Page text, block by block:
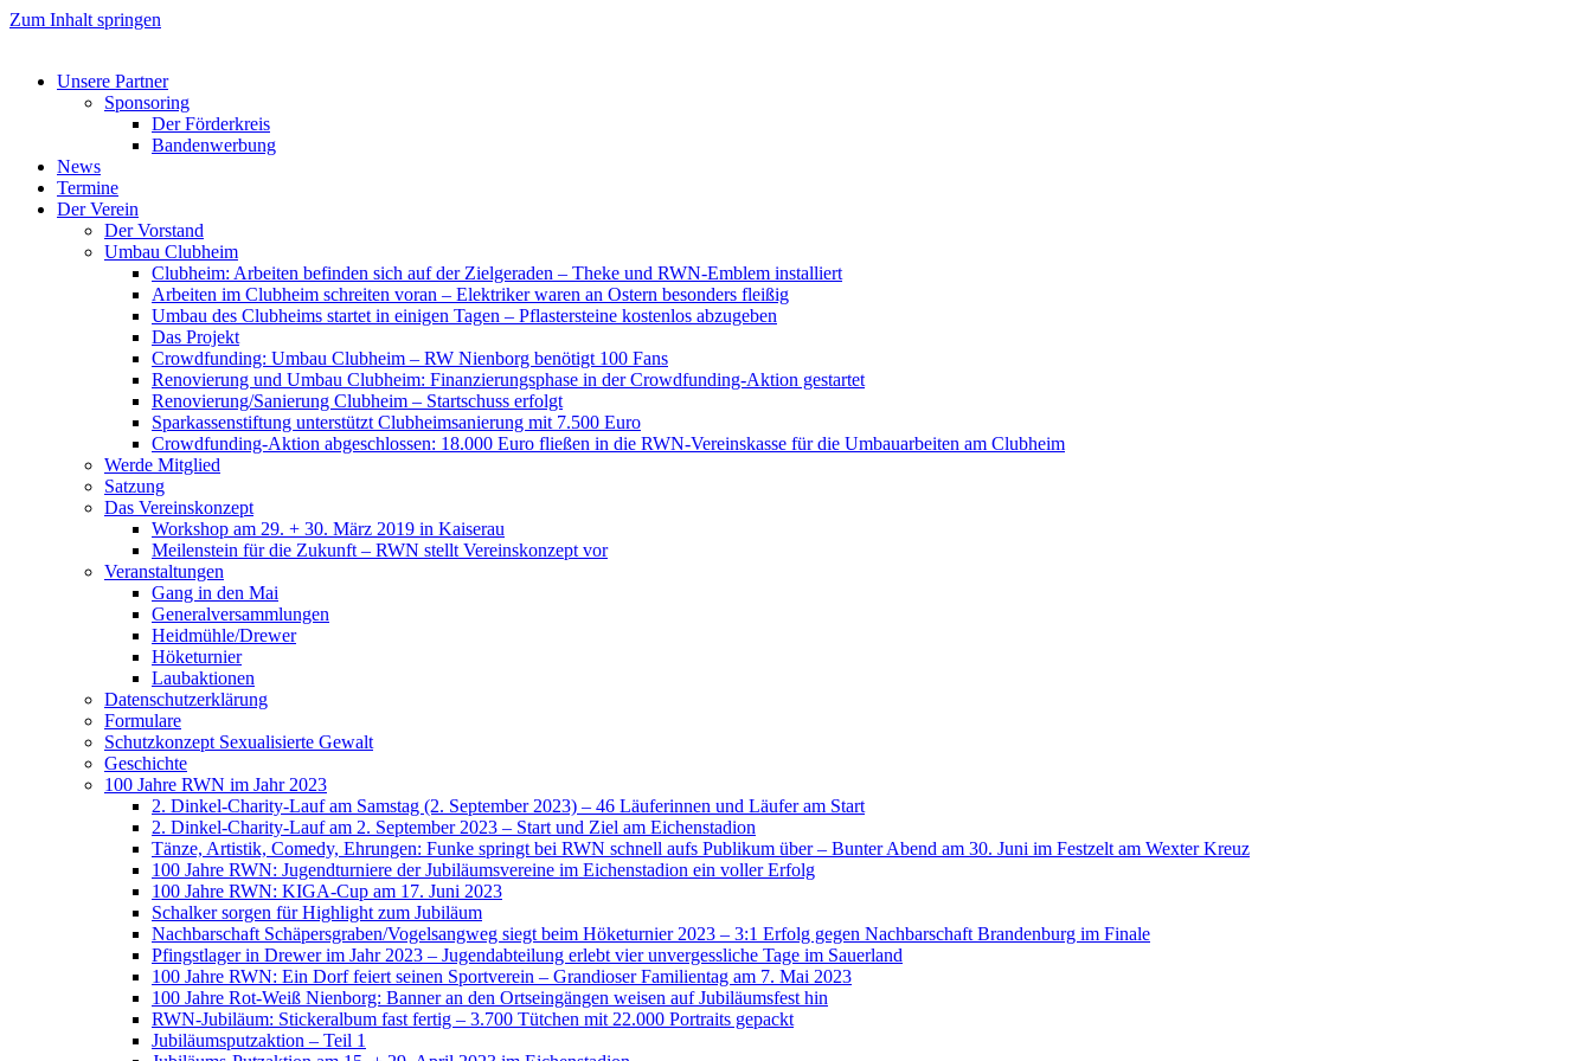
Zum Inhalt springen
Unsere Partner
Sponsoring
Der Förderkreis
Bandenwerbung
News
Termine
Der Verein
Der Vorstand
Umbau Clubheim
Clubheim: Arbeiten befinden sich auf der Zielgeraden – Theke und RWN-Emblem installiert
Arbeiten im Clubheim schreiten voran – Elektriker waren an Ostern besonders fleißig
Umbau des Clubheims startet in einigen Tagen – Pflastersteine kostenlos abzugeben
Das Projekt
Crowdfunding: Umbau Clubheim – RW Nienborg benötigt 100 Fans
Renovierung und Umbau Clubheim: Finanzierungsphase in der Crowdfunding-Aktion gestartet
Renovierung/Sanierung Clubheim – Startschuss erfolgt
Sparkassenstiftung unterstützt Clubheimsanierung mit 7.500 Euro
Crowdfunding-Aktion abgeschlossen: 18.000 Euro fließen in die RWN-Vereinskasse für die Umbauarbeiten am Clubheim
Werde Mitglied
Satzung
Das Vereinskonzept
Workshop am 29. + 30. März 2019 in Kaiserau
Meilenstein für die Zukunft – RWN stellt Vereinskonzept vor
Veranstaltungen
Gang in den Mai
Generalversammlungen
Heidmühle/Drewer
Höketurnier
Laubaktionen
Datenschutzerklärung
Formulare
Schutzkonzept Sexualisierte Gewalt
Geschichte
100 Jahre RWN im Jahr 2023
2. Dinkel-Charity-Lauf am Samstag (2. September 2023) – 46 Läuferinnen und Läufer am Start
2. Dinkel-Charity-Lauf am 2. September 2023 – Start und Ziel am Eichenstadion
Tänze, Artistik, Comedy, Ehrungen: Funke springt bei RWN schnell aufs Publikum über – Bunter Abend am 30. Juni im Festzelt am Wexter Kreuz
100 Jahre RWN: Jugendturniere der Jubiläumsvereine im Eichenstadion ein voller Erfolg
100 Jahre RWN: KIGA-Cup am 17. Juni 2023
Schalker sorgen für Highlight zum Jubiläum
Nachbarschaft Schäpersgraben/Vogelsangweg siegt beim Höketurnier 2023 – 3:1 Erfolg gegen Nachbarschaft Brandenburg im Finale
Pfingstlager in Drewer im Jahr 2023 – Jugendabteilung erlebt vier unvergessliche Tage im Sauerland
100 Jahre RWN: Ein Dorf feiert seinen Sportverein – Grandioser Familientag am 7. Mai 2023
100 Jahre Rot-Weiß Nienborg: Banner an den Ortseingängen weisen auf Jubiläumsfest hin
RWN-Jubiläum: Stickeralbum fast fertig – 3.700 Tütchen mit 22.000 Portraits gepackt
Jubiläumsputzaktion – Teil 1